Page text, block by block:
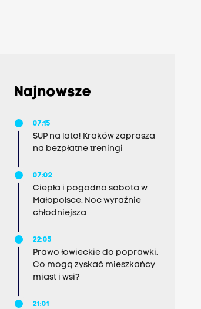
Najnowsze
07:15
SUP na lato! Kraków zaprasza
na bezpłatne treningi
07:02
Ciepła i pogodna sobota w
Małopolsce. Noc wyraźnie
chłodniejsza
22:05
Prawo łowieckie do poprawki.
Co mogą zyskać mieszkańcy
miast i wsi?
21:01